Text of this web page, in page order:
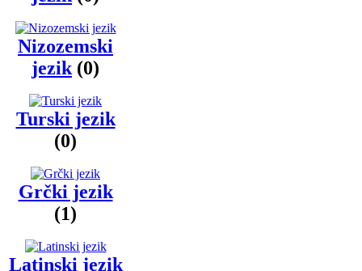
Nizozemski
jezik (0)
Turski jezik
(0)
Grčki jezik
(1)
Latinski jezik